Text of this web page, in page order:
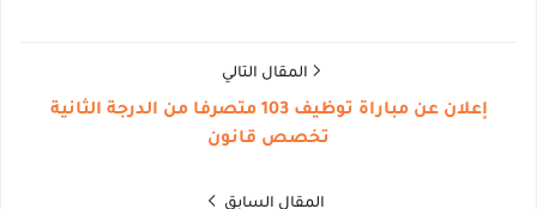
المقال التالي
إعلان عن مباراة توظيف 103 متصرفا من الدرجة الثانية
تخصص قانون
المقال السابق